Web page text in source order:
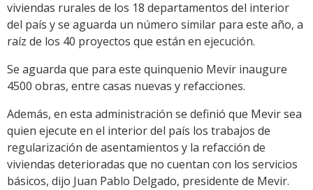
viviendas rurales de los 18 departamentos del interior
del país y se aguarda un número similar para este año, a
raíz de los 40 proyectos que están en ejecución.
Se aguarda que para este quinquenio Mevir inaugure
4500 obras, entre casas nuevas y refacciones.
Además, en esta administración se definió que Mevir sea
quien ejecute en el interior del país los trabajos de
regularización de asentamientos y la refacción de
viviendas deterioradas que no cuentan con los servicios
básicos, dijo Juan Pablo Delgado, presidente de Mevir.